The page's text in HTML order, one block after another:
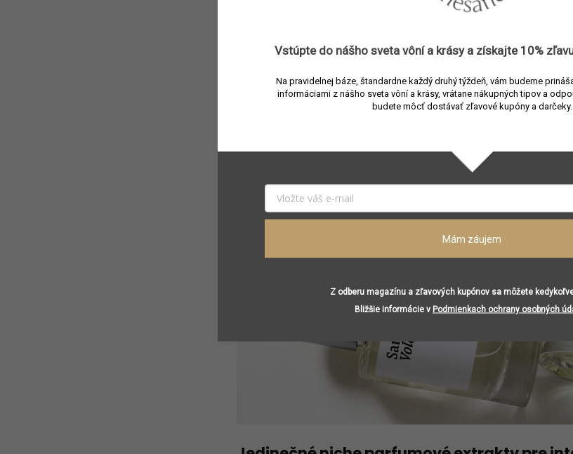
papyrusu, ktoré zdôrazňujú jej organický charakter.
Vstúpte do nášho sveta vôní a krásy a získajte 10%
Na pravidelnej báze, štandardne každý druhý týždeň, vám budeme
informáciami z nášho sveta vôní a krásy, vrátane nákupných tipov a
budete môcť dostávať zľavové kupóny a darčeky.
Mám záujem
Z odberu magazínu a zľavových kupónov sa môžete
Bližšie informácie v Podmienkach ochrany osobných